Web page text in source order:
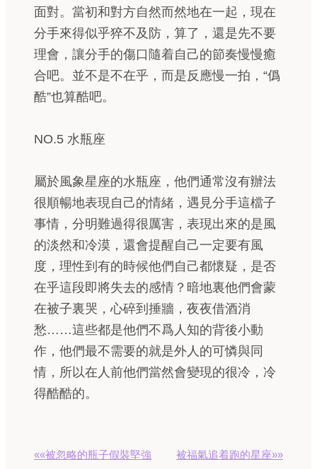
面對。當初和對方自然而然地在一起，現在
分手來得似乎猝不及防，算了，還是先不要
理會，讓分手的傷口隨着自己的節奏慢慢癒
合吧。並不是不在乎，而是反應慢一拍，“僞
酷”也算酷吧。
NO.5 水瓶座
屬於風象星座的水瓶座，他們通常沒有辦法
很順暢地表現自己的情緒，遇見分手這檔子
事情，分明難過得很厲害，表現出來的是風
的淡然和冷漠，還會提醒自己一定要有風
度，理性到有的時候他們自己都懷疑，是否
在乎這段即將失去的感情？暗地裏他們會蒙
在被子裏哭，心碎到捶牆，夜夜借酒消
愁……這些都是他們不爲人知的背後小動
作，他們最不需要的就是外人的可憐與同
情，所以在人前他們當然會變現的很冷，冷
得酷酷的。
««被忽略的瓶子假裝堅強 被福氣追着跑的星座»»